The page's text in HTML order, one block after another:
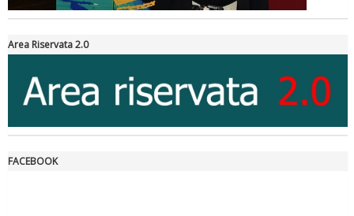
Area Riservata 2.0
FACEBOOK